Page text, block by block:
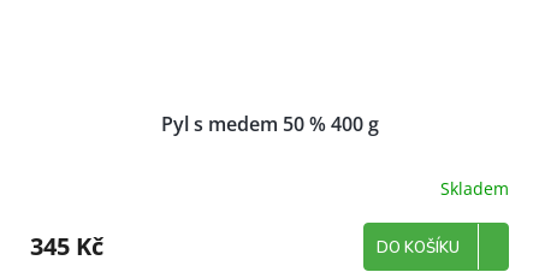
Pyl s medem 50 % 400 g
Skladem
345 Kč DO KOŠÍKU